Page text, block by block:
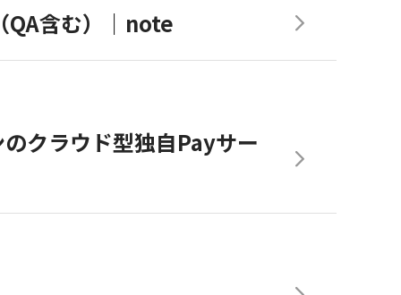
QA含む）｜note
クラウド型独自Payサー